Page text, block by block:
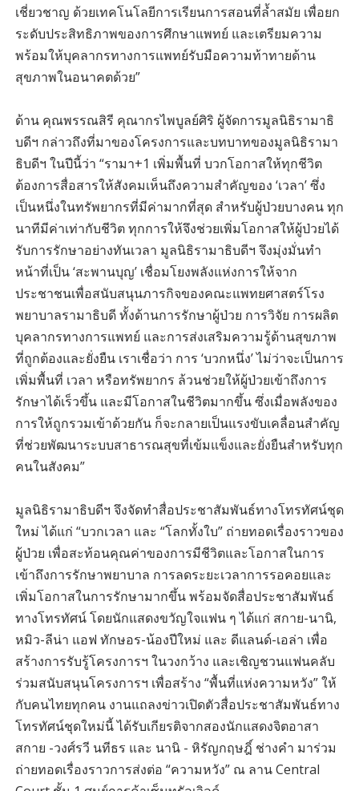
เชี่ยวชาญ ด้วยเทคโนโลยีการเรียนการสอนที่ล้ำสมัย เพื่อยก
ระดับประสิทธิภาพของการศึกษาแพทย์ และเตรียมความ
พร้อมให้บุคลากรทางการแพทย์รับมือความท้าทายด้าน
สุขภาพในอนาคตด้วย”
ด้าน คุณพรรณสิรี คุณากรไพบูลย์ศิริ ผู้จัดการมูลนิธิรามาธิ
บดีฯ กล่าวถึงที่มาของโครงการและบทบาทของมูลนิธิรามา
ธิบดีฯ ในปีนี้ว่า “รามา+1 เพิ่มพื้นที่ บวกโอกาสให้ทุกชีวิต
ต้องการสื่อสารให้สังคมเห็นถึงความสำคัญของ ‘เวลา’ ซึ่ง
เป็นหนึ่งในทรัพยากรที่มีค่ามากที่สุด สำหรับผู้ป่วยบางคน ทุก
นาทีมีค่าเท่ากับชีวิต ทุกการให้จึงช่วยเพิ่มโอกาสให้ผู้ป่วยได้
รับการรักษาอย่างทันเวลา มูลนิธิรามาธิบดีฯ จึงมุ่งมั่นทำ
หน้าที่เป็น ‘สะพานบุญ’ เชื่อมโยงพลังแห่งการให้จาก
ประชาชนเพื่อสนับสนุนภารกิจของคณะแพทยศาสตร์โรง
พยาบาลรามาธิบดี ทั้งด้านการรักษาผู้ป่วย การวิจัย การผลิต
บุคลากรทางการแพทย์ และการส่งเสริมความรู้ด้านสุขภาพ
ที่ถูกต้องและยั่งยืน เราเชื่อว่า การ ‘บวกหนึ่ง’ ไม่ว่าจะเป็นการ
เพิ่มพื้นที่ เวลา หรือทรัพยากร ล้วนช่วยให้ผู้ป่วยเข้าถึงการ
รักษาได้เร็วขึ้น และมีโอกาสในชีวิตมากขึ้น ซึ่งเมื่อพลังของ
การให้ถูกรวมเข้าด้วยกัน ก็จะกลายเป็นแรงขับเคลื่อนสำคัญ
ที่ช่วยพัฒนาระบบสาธารณสุขที่เข้มแข็งและยั่งยืนสำหรับทุก
คนในสังคม”
มูลนิธิรามาธิบดีฯ จึงจัดทำสื่อประชาสัมพันธ์ทางโทรทัศน์ชุด
ใหม่ ได้แก่ “บวกเวลา และ “โลกทั้งใบ” ถ่ายทอดเรื่องราวของ
ผู้ป่วย เพื่อสะท้อนคุณค่าของการมีชีวิตและโอกาสในการ
เข้าถึงการรักษาพยาบาล การลดระยะเวลาการรอคอยและ
เพิ่มโอกาสในการรักษามากขึ้น พร้อมจัดสื่อประชาสัมพันธ์
ทางโทรทัศน์ โดยนักแสดงขวัญใจแฟน ๆ ได้แก่ สกาย-นานิ,
หมิว-ลีน่า แอฟ ทักษอร-น้องปีใหม่ และ ดีแลนด์-เอล่า เพื่อ
สร้างการรับรู้โครงการฯ ในวงกว้าง และเชิญชวนแฟนคลับ
ร่วมสนับสนุนโครงการฯ เพื่อสร้าง “พื้นที่แห่งความหวัง” ให้
กับคนไทยทุกคน งานแถลงข่าวเปิดตัวสื่อประชาสัมพันธ์ทาง
โทรทัศน์ชุดใหม่นี้ ได้รับเกียรติจากสองนักแสดงจิตอาสา
สกาย -วงศ์รวี นทีธร และ นานิ - หิรัญกฤษฎิ์ ช่างคำ มาร่วม
ถ่ายทอดเรื่องราวการส่งต่อ “ความหวัง” ณ ลาน Central